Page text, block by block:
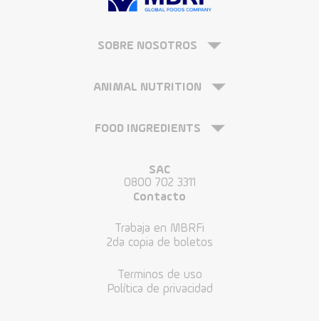
SOBRE NOSOTROS
ANIMAL NUTRITION
FOOD INGREDIENTS
SAC
0800 702 3311
Contacto
Trabaja en MBRFi
2da copia de boletos
Terminos de uso
Política de privacidad